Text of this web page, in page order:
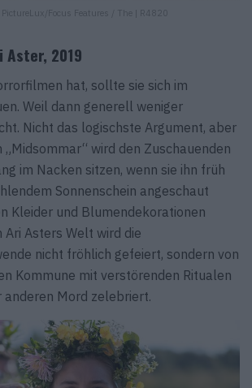
Focus Features / The | R4820
Aster, 2019
hat, sollte sie sich im
Weil dann generell weniger
Nicht das logischste Argument, aber
„Midsommar“ wird den Zuschauenden
im Nacken sitzen, wenn sie ihn früh
Sonnenschein angeschaut
Kleider und Blumendekorationen
Ari Asters Welt wird die
nicht fröhlich gefeiert, sondern von
Kommune mit verstörenden Ritualen
anderen Mord zelebriert.